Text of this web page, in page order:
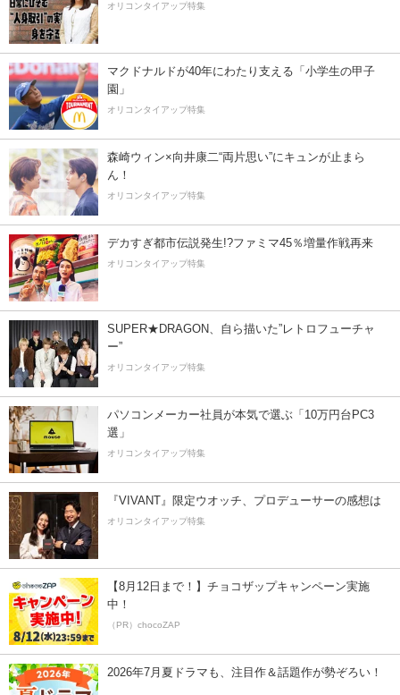
オリコンタイアップ特集
マクドナルドが40年にわたり支える「小学生の甲子
園」
オリコンタイアップ特集
森崎ウィン×向井康二“両片思い”にキュンが止まら
ん！
オリコンタイアップ特集
デカすぎ都市伝説発生!?ファミマ45％増量作戦再来
オリコンタイアップ特集
SUPER★DRAGON、自ら描いた”レトロフューチャ
ー”
オリコンタイアップ特集
パソコンメーカー社員が本気で選ぶ「10万円台PC3
選」
オリコンタイアップ特集
『VIVANT』限定ウオッチ、プロデューサーの感想は
オリコンタイアップ特集
【8月12日まで！】チョコザップキャンペーン実施
中！
（PR）chocoZAP
2026年7月夏ドラマも、注目作＆話題作が勢ぞろい！